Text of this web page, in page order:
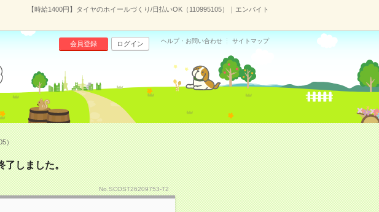
【時給1400円】タイヤのホイールづくり/日払いOK（110995105）｜エンバイト
会員登録 ログイン ヘルプ・お問い合わせ サイトマップ
）
了しました。
No.SCOST26209753-T2